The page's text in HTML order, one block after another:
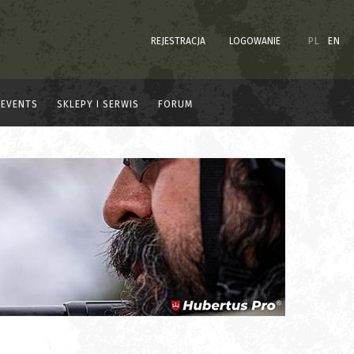
REJESTRACJA LOGOWANIE PL EN
EVENTS SKLEPY I SERWIS FORUM